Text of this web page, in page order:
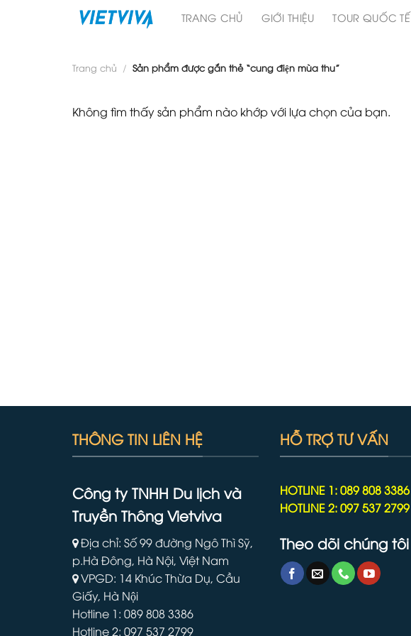
TRANG CHỦ GIỚI THIỆU TOUR QUỐC TẾ
Trang chủ / Sản phẩm được gắn thẻ “cung điện mùa thu”
Không tìm thấy sản phẩm nào khớp với lựa chọn của bạn.
THÔNG TIN LIÊN HỆ
Công ty TNHH Du lịch và
Truyền Thông Vietviva
Địa chỉ: Số 99 đường Ngô Thì Sỹ,
p.Hà Đông, Hà Nội, Việt Nam
VPGD: 14 Khúc Thừa Dụ, Cầu
Giấy, Hà Nội
Hotline 1: 089 808 3386
Hotline 2: 097 537 2799
HỖ TRỢ TƯ VẤN
HOTLINE 1: 089 808 3386
HOTLINE 2: 097 537 2799
Theo dõi chúng tôi